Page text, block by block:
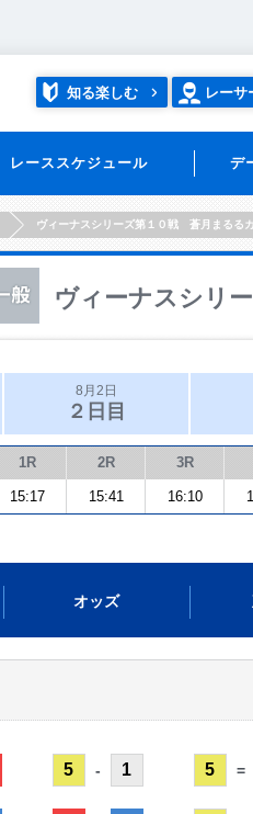
知る楽しむ レーサ
レーススケジュール デ
ヴィーナスシリーズ第１０戦 蒼月まるる
ヴィーナスシリ
8月2日
２日目
1R 2R 3R
15:17 15:41 16:10
オッズ
5 - 1 5 =